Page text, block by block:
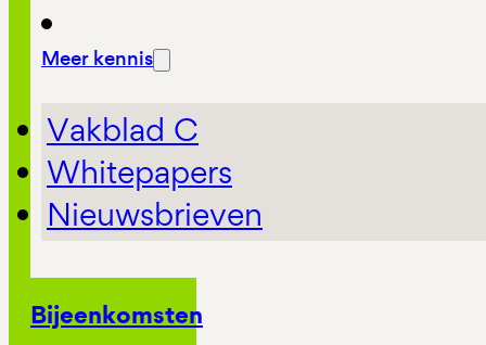
Meer kennis
Vakblad C
Whitepapers
Nieuwsbrieven
Bijeenkomsten